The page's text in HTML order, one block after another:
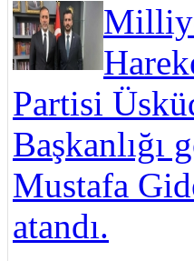
Partisi
Başkanlığı
Mustafa
atandı.